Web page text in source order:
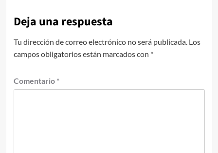
Deja una respuesta
Tu dirección de correo electrónico no será publicada. Los
campos obligatorios están marcados con *
Comentario *